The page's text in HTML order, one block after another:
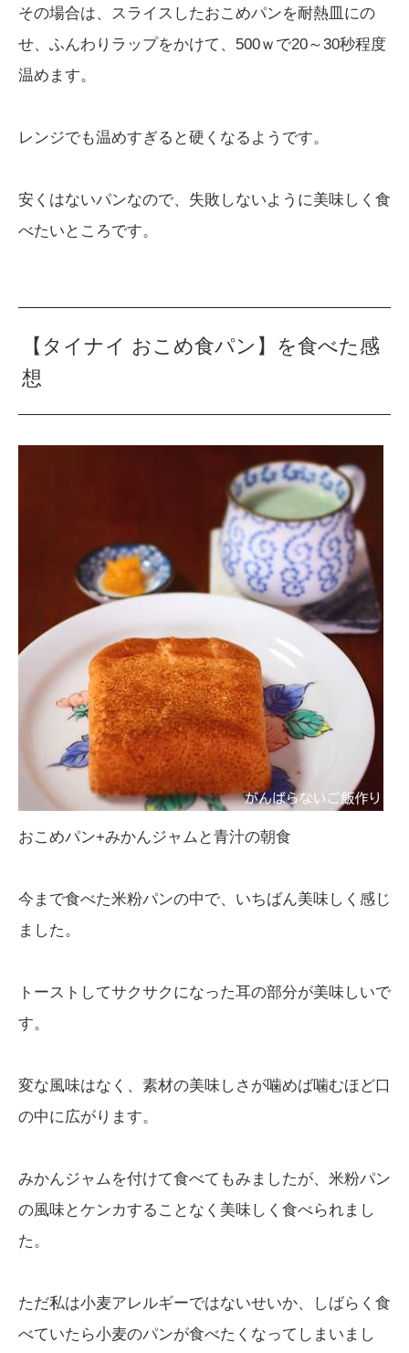
その場合は、スライスしたおこめパンを耐熱皿にの
せ、ふんわりラップをかけて、500ｗで20～30秒程度
温めます。
レンジでも温めすぎると硬くなるようです。
安くはないパンなので、失敗しないように美味しく食
べたいところです。
【タイナイ おこめ食パン】を食べた感
想
おこめパン+みかんジャムと青汁の朝食
今まで食べた米粉パンの中で、いちばん美味しく感じ
ました。
トーストしてサクサクになった耳の部分が美味しいで
す。
変な風味はなく、素材の美味しさが噛めば噛むほど口
の中に広がります。
みかんジャムを付けて食べてもみましたが、米粉パン
の風味とケンカすることなく美味しく食べられまし
た。
ただ私は小麦アレルギーではないせいか、しばらく食
べていたら小麦のパンが食べたくなってしまいまし